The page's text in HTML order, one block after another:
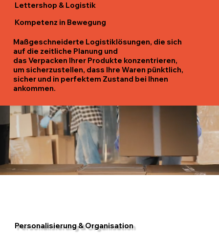
Lettershop & Logistik
Kompetenz in Bewegung
Maßgeschneiderte Logistiklösungen, die sich
auf die zeitliche Planung und
das Verpacken Ihrer Produkte konzentrieren,
um sicherzustellen, dass Ihre Waren pünktlich,
sicher und in perfektem Zustand bei Ihnen
ankommen.
Personalisierung & Organisation